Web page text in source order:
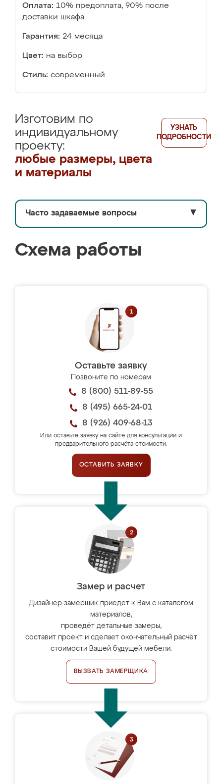
Оплата: 10% предоплата, 90% после
доставки шкафа
Гарантия: 24 месяца
Цвет: на выбор
Стиль: современный
Изготовим по
индивидуальному
проекту:
любые размеры, цвета
и материалы
УЗНАТЬ
ПОДРОБНОСТИ
Часто задаваемые вопросы ▼
Схема работы
Оставьте заявку
Позвоните по номерам
8 (800) 511-89-55
8 (495) 665-24-01
8 (926) 409-68-13
Или оставьте заявку на сайте для консультации и
предварительного расчёта стоимости.
ОСТАВИТЬ ЗАЯВКУ
Замер и расчет
Дизайнер-замерщик приедет к Вам с каталогом
материалов,
проведёт детальные замеры,
составит проект и сделает окончательный расчёт
стоимости Вашей будущей мебели.
ВЫЗВАТЬ ЗАМЕРЩИКА